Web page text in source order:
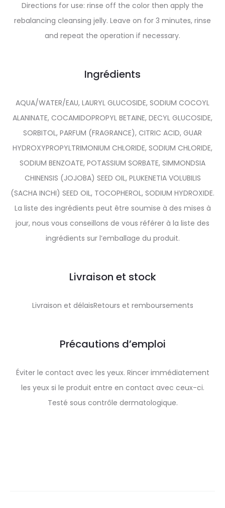
Directions for use: rinse off the color then apply the
rebalancing cleansing jelly. Leave on for 3 minutes, rinse
and repeat the operation if necessary.
Ingrédients
AQUA/WATER/EAU, LAURYL GLUCOSIDE, SODIUM COCOYL
ALANINATE, COCAMIDOPROPYL BETAINE, DECYL GLUCOSIDE,
SORBITOL, PARFUM (FRAGRANCE), CITRIC ACID, GUAR
HYDROXYPROPYLTRIMONIUM CHLORIDE, SODIUM CHLORIDE,
SODIUM BENZOATE, POTASSIUM SORBATE, SIMMONDSIA
CHINENSIS (JOJOBA) SEED OIL, PLUKENETIA VOLUBILIS
(SACHA INCHI) SEED OIL, TOCOPHEROL, SODIUM HYDROXIDE.
La liste des ingrédients peut être soumise à des mises à
jour, nous vous conseillons de vous référer à la liste des
ingrédients sur l’emballage du produit.
Livraison et stock
Livraison et délaisRetours et remboursements
Précautions d’emploi
Éviter le contact avec les yeux. Rincer immédiatement
les yeux si le produit entre en contact avec ceux-ci.
Testé sous contrôle dermatologique.